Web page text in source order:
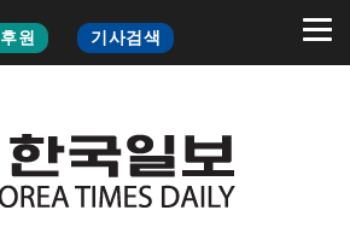
후원 기사검색